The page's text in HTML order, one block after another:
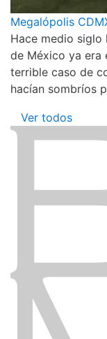
Megalópolis
Hace medio
de México ya era
terrible caso de
hacían sombríos
Ver todos